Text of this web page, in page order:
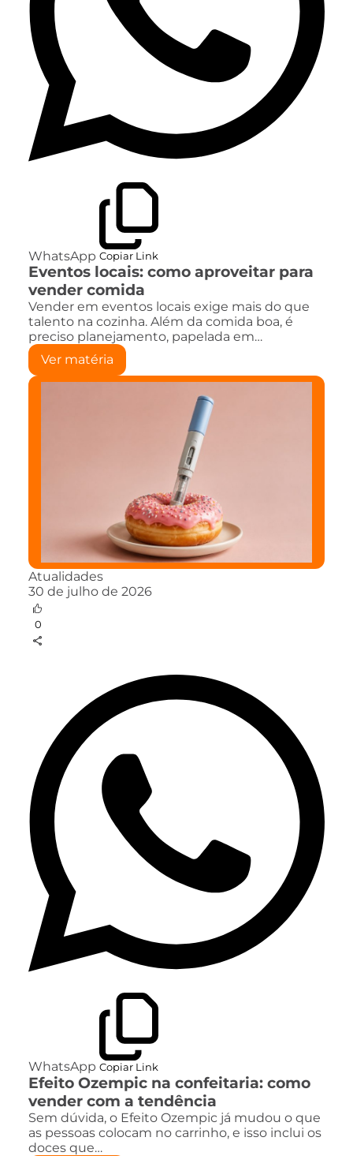
WhatsApp Copiar Link
Eventos locais: como aproveitar para
vender comida
Vender em eventos locais exige mais do que
talento na cozinha. Além da comida boa, é
preciso planejamento, papelada em…
Ver matéria
Atualidades
30 de julho de 2026
0
WhatsApp Copiar Link
Efeito Ozempic na confeitaria: como
vender com a tendência
Sem dúvida, o Efeito Ozempic já mudou o que
as pessoas colocam no carrinho, e isso inclui os
doces que…